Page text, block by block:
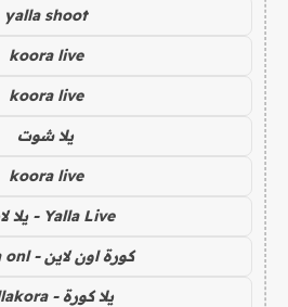
yalla shoot
koora live
koora live
يلا شوت
koora live
Yalla Live - يلا لايف
كورة اون لاين - koora onl
يلا كورة - yallakora